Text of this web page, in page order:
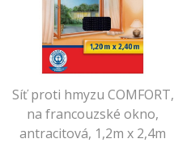
Síť proti hmyzu COMFORT,
na francouzské okno,
antracitová, 1,2m x 2,4m